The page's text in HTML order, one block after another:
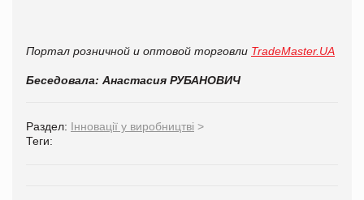
Портал розничной и оптовой торговли TradeMaster.UA
Беседовала: Анастасия РУБАНОВИЧ
Раздел: Інновації у виробництві >
Теги: